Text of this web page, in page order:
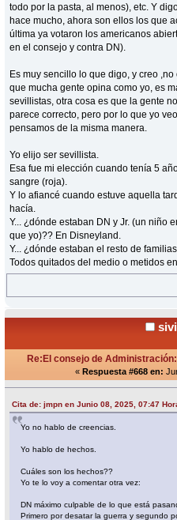
todo por la pasta, al menos), etc. Y
hace mucho, ahora son ellos los que
última ya votaron los americanos
en el consejo y contra DN).
Es muy sencillo lo que digo, y creo
que mucha gente opina como yo, es
sevillistas, otra cosa es que la gente
parece correcto, pero por lo que yo
pensamos de la misma manera.
Yo elijo ser sevillista.
Esa fue mi elección cuando tenía 5
sangre (roja).
Y lo afiancé cuando estuve aquella
hacía.
Y... ¿dónde estaban DN y Jr. (un niño
que yo)?? En Disneyland.
Y... ¿dónde estaban el resto de
Todos quitados del medio o metidos
Re:El consejo de
« Respuesta #668 en:
Cita de: jmpn en Junio 08, 2025, 07:47
Yo no hablo de creencias.
Yo hablo de hechos.
Cuáles son los hechos??
Yo te lo voy a comentar otra vez:
DN máximo culpable de lo que está
Primero por desatar la guerra y segundo